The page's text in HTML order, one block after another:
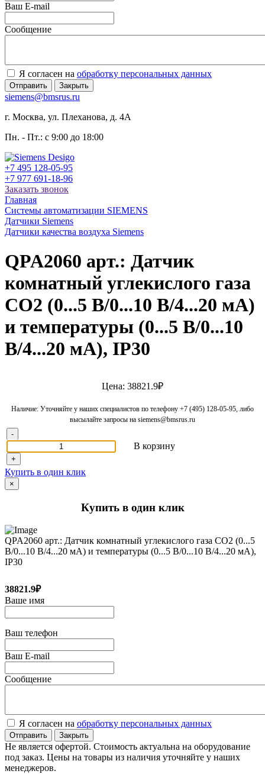
Ваш E-mail
Сообщение
Я согласен на обработку персональных данных
Отправить Закрыть
siemens@bmsrus.ru
г. Москва, ул. Плеханова, д. 4А
Пн. - Пт.: c 9:00 до 18:00
+7 495 128-05-95
+7 977 691-18-96
Заказать звонок
Главная
Системы автоматизации SIEMENS
Датчики Siemens
Датчики качества воздуха Siemens
QPA2060 арт.: Датчик
комнатный углекислого газа
CO2 (0...5 В/0...10 В/4...20 мA)
и температуры (0...5 В/0...10
В/4...20 мA), IP30
Цена: 38821.9₽
Наличие: Уточняйте у наших специалистов по телефону +7 (495) 128-05-95, либо
высылайте запросы на siemens@bmsrus.ru
-
+
В корзину
Купить в один клик
×
Купить в один клик
QPA2060 арт.: Датчик комнатный углекислого газа CO2 (0...5
В/0...10 В/4...20 мA) и температуры (0...5 В/0...10 В/4...20 мA),
IP30
38821.9₽
Ваше имя
Ваш телефон
Ваш E-mail
Сообщение
Я согласен на обработку персональных данных
Отправить Закрыть
Не является офертой. Стоимость актуальна на оборудование
под заказ. Цены на товары из наличия уточняйте у наших
менеджеров.